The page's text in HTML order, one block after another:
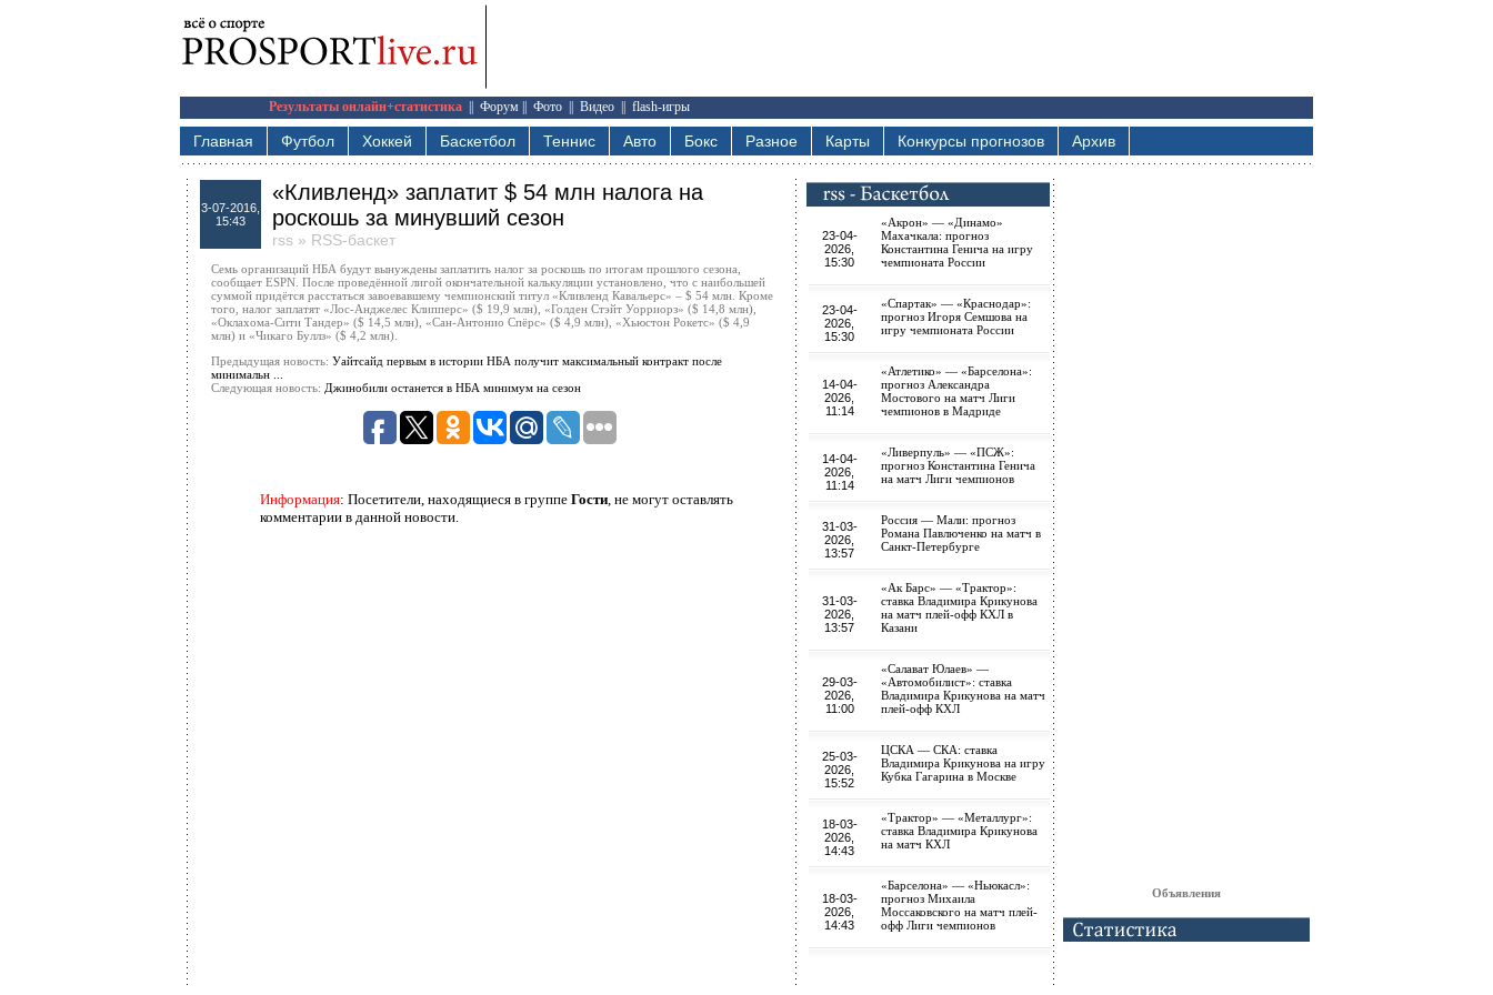
Результаты онлайн+статистика Форум Фото Видео flash-игры
Главная Футбол Хоккей Баскетбол Теннис Авто Бокс Разное Карты Конкурсы прогнозов Архив
3-07-2016,
15:43
«Кливленд» заплатит $ 54 млн налога на
роскошь за минувший сезон
rss » RSS-баскет
Семь организаций НБА будут вынуждены заплатить налог за роскошь по итогам прошлого сезона,
сообщает ESPN. После проведённой лигой окончательной калькуляции установлено, что с наибольшей
суммой придётся расстаться завоевавшему чемпионский титул «Кливленд Кавальерс» – $ 54 млн. Кроме
того, налог заплатят «Лос-Анджелес Клипперс» ($ 19,9 млн), «Голден Стэйт Уорриорз» ($ 14,8 млн),
«Оклахома-Сити Тандер» ($ 14,5 млн), «Сан-Антонио Спёрс» ($ 4,9 млн), «Хьюстон Рокетс» ($ 4,9
млн) и «Чикаго Буллз» ($ 4,2 млн).
Предыдущая новость: Уайтсайд первым в истории НБА получит максимальный контракт после
минимальн ...
Следующая новость: Джинобили останется в НБА минимум на сезон
Информация: Посетители, находящиеся в группе Гости, не могут оставлять
комментарии в данной новости.
23-04-
2026,
15:30
«Акрон» — «Динамо»
Махачкала: прогноз
Константина Генича на игру
чемпионата России
23-04-
2026,
15:30
«Спартак» — «Краснодар»:
прогноз Игоря Семшова на
игру чемпионата России
14-04-
2026,
11:14
«Атлетико» — «Барселона»:
прогноз Александра
Мостового на матч Лиги
чемпионов в Мадриде
14-04-
2026,
11:14
«Ливерпуль» — «ПСЖ»:
прогноз Константина Генича
на матч Лиги чемпионов
31-03-
2026,
13:57
Россия — Мали: прогноз
Романа Павлюченко на матч в
Санкт-Петербурге
31-03-
2026,
13:57
«Ак Барс» — «Трактор»:
ставка Владимира Крикунова
на матч плей-офф КХЛ в
Казани
29-03-
2026,
11:00
«Салават Юлаев» —
«Автомобилист»: ставка
Владимира Крикунова на матч
плей-офф КХЛ
25-03-
2026,
15:52
ЦСКА — СКА: ставка
Владимира Крикунова на игру
Кубка Гагарина в Москве
18-03-
2026,
14:43
«Трактор» — «Металлург»:
ставка Владимира Крикунова
на матч КХЛ
18-03-
2026,
14:43
«Барселона» — «Ньюкасл»:
прогноз Михаила
Моссаковского на матч плей-
офф Лиги чемпионов
Объявления